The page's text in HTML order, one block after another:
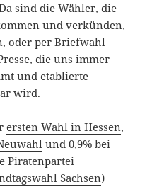
sind die Wähler, die
und verkünden,
oder per Briefwahl
die uns immer
und etablierte
wird.
ersten Wahl in Hessen,
und 0,9% bei
Piratenpartei
Sachsen)